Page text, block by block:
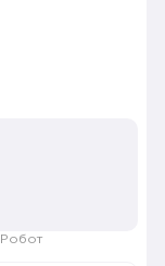
Робот